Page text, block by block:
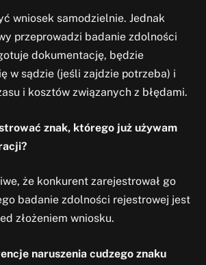
wniosek samodzielnie. Jednak
przeprowadzi badanie zdolności
dokumentację, będzie
w sądzie (jeśli zajdzie potrzeba) i
i kosztów związanych z błędami.
znak, którego już używam
że konkurent zarejestrował go
badanie zdolności rejestrowej jest
złożeniem wniosku.
naruszenia cudzego znaku